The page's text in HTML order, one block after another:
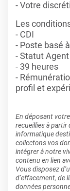
- Votre
Les
- CDI
- Poste basé
- Statut
- 39 heures
-
profil et
En déposant
recueillies à partir
informatique
collectons vos
intégrer à notre
contenu en lien
Vous disposez
d’effacement, de
données